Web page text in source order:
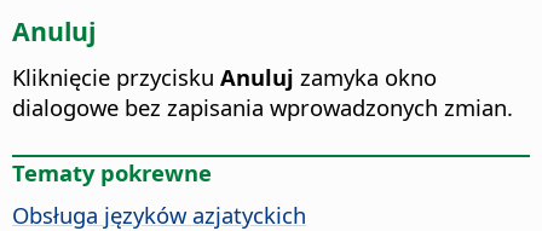
Anuluj
Kliknięcie przycisku Anuluj zamyka okno
dialogowe bez zapisania wprowadzonych zmian.
Tematy pokrewne
Obsługa języków azjatyckich